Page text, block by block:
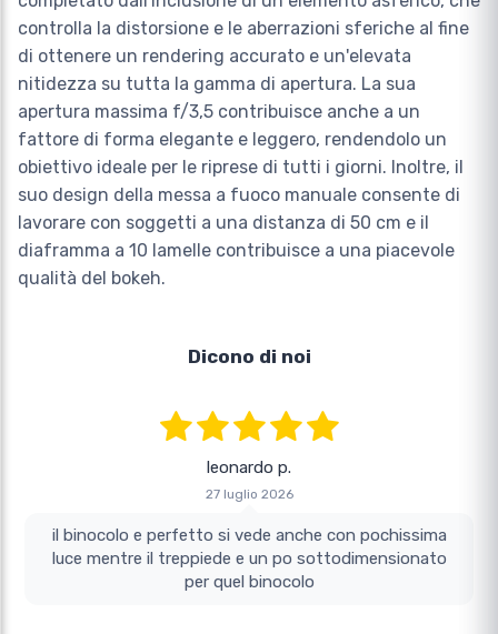
controlla la distorsione e le aberrazioni sferiche al fine
di ottenere un rendering accurato e un'elevata
nitidezza su tutta la gamma di apertura. La sua
apertura massima f/3,5 contribuisce anche a un
fattore di forma elegante e leggero, rendendolo un
obiettivo ideale per le riprese di tutti i giorni. Inoltre, il
suo design della messa a fuoco manuale consente di
lavorare con soggetti a una distanza di 50 cm e il
diaframma a 10 lamelle contribuisce a una piacevole
qualità del bokeh.
Dicono di noi
leonardo p.
27 luglio 2026
il binocolo e perfetto si vede anche con pochissima
luce mentre il treppiede e un po sottodimensionato
per quel binocolo